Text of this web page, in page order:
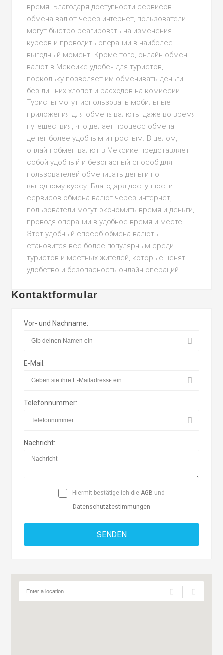
время. Благодаря доступности сервисов
обмена валют через интернет, пользователи
могут быстро реагировать на изменения
курсов и проводить операции в наиболее
выгодный момент. Кроме того, онлайн обмен
валют в Мексике удобен для туристов,
поскольку позволяет им обменивать деньги
без лишних хлопот и расходов на комиссии.
Туристы могут использовать мобильные
приложения для обмена валюты даже во время
путешествия, что делает процесс обмена
денег более удобным и простым. В целом,
онлайн обмен валют в Мексике представляет
собой удобный и безопасный способ для
пользователей обменивать деньги по
выгодному курсу. Благодаря доступности
сервисов обмена валют через интернет,
пользователи могут экономить время и деньги,
проводя операции в удобное время и месте.
Этот удобный способ обмена валюты
становится все более популярным среди
туристов и местных жителей, которые ценят
удобство и безопасность онлайн операций.
Kontaktformular
Vor- und Nachname:
E-Mail:
Telefonnummer:
Nachricht:
Hiermit bestätige ich die AGB und
Datenschutzbestimmungen